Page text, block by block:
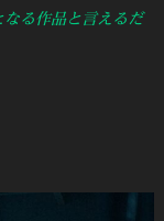
る作品と言えるだ